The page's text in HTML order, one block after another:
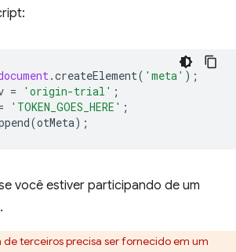
.createElement( 'meta' );
= 'origin-trial' ;
'TOKEN_GOES_HERE' ;
(otMeta);
você estiver participando de um
.
de terceiros precisa ser fornecido em um